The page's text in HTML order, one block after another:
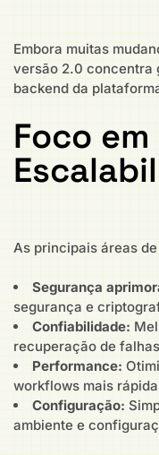
Embora muitas
versão 2.0 concentra
backend da
Foco em
As principais áreas
Segurança
segurança e
Confiabilidade:
recuperação de falhas
Performance:
workflows mais rápida
Configuração:
ambiente e